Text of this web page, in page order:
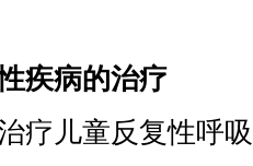
疾病的治疗
疗儿童反复性呼